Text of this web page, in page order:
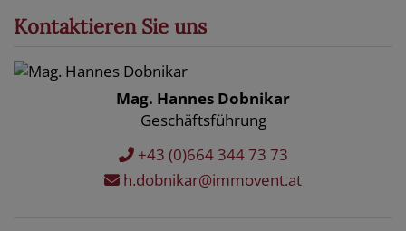
Kontaktieren Sie uns
Mag. Hannes Dobnikar
Geschäftsführung
+43 (0)664 344 73 73
h.dobnikar@immovent.at